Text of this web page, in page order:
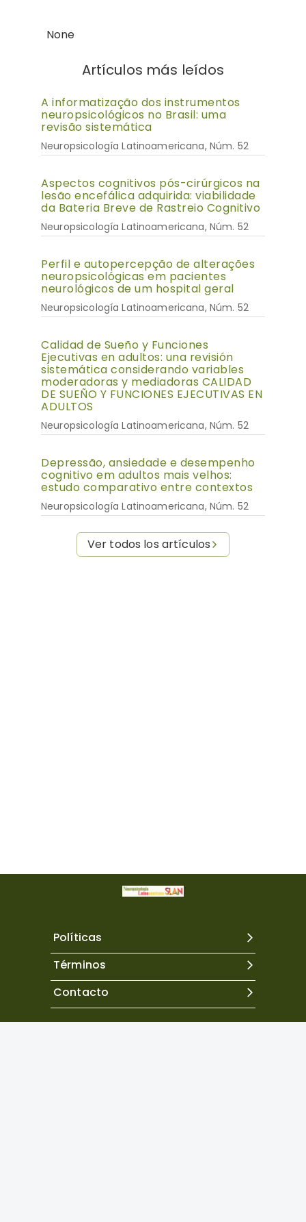
None
Artículos más leídos
A informatização dos instrumentos
neuropsicológicos no Brasil: uma
revisão sistemática
Neuropsicología Latinoamericana, Núm. 52
Aspectos cognitivos pós-cirúrgicos na
lesão encefálica adquirida: viabilidade
da Bateria Breve de Rastreio Cognitivo
Neuropsicología Latinoamericana, Núm. 52
Perfil e autopercepção de alterações
neuropsicológicas em pacientes
neurológicos de um hospital geral
Neuropsicología Latinoamericana, Núm. 52
Calidad de Sueño y Funciones
Ejecutivas en adultos: una revisión
sistemática considerando variables
moderadoras y mediadoras CALIDAD
DE SUEÑO Y FUNCIONES EJECUTIVAS EN
ADULTOS
Neuropsicología Latinoamericana, Núm. 52
Depressão, ansiedade e desempenho
cognitivo em adultos mais velhos:
estudo comparativo entre contextos
Neuropsicología Latinoamericana, Núm. 52
Ver todos los artículos
Políticas
Términos
Contacto